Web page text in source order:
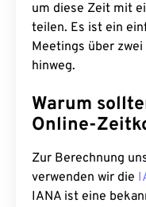
um diese Zeit mit
teilen. Es ist ein
Meetings über
hinweg.
Warum
Online-
Zur Berechnung
verwenden wir die
IANA ist eine